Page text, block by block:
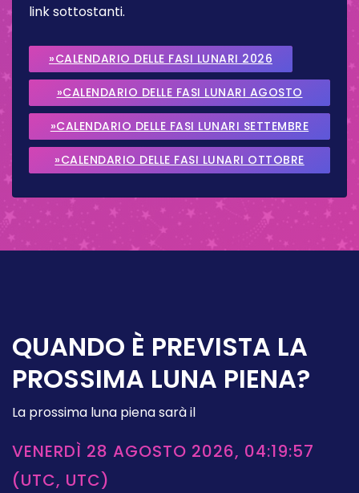
link sottostanti.
»CALENDARIO DELLE FASI LUNARI 2026
»CALENDARIO DELLE FASI LUNARI AGOSTO
2026
»CALENDARIO DELLE FASI LUNARI SETTEMBRE
2026
»CALENDARIO DELLE FASI LUNARI OTTOBRE
QUANDO È PREVISTA LA
PROSSIMA LUNA PIENA?
La prossima luna piena sarà il
VENERDÌ 28 AGOSTO 2026, 04:19:57
(UTC, UTC)